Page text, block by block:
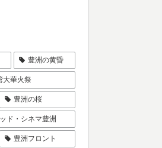
豊洲の黄昏
大華火祭
豊洲の桜
ド・シネマ豊洲
豊洲フロント